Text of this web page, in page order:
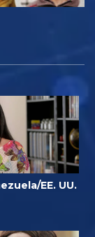
EE. UU.